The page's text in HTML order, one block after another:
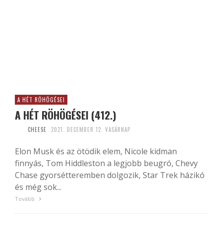
A HÉT RÖHÖGÉSEI
A HÉT RÖHÖGÉSEI (412.)
CHEESE 2021. DECEMBER 12. VASÁRNAP
Elon Musk és az ötödik elem, Nicole kidman
finnyás, Tom Hiddleston a legjobb beugró, Chevy
Chase gyorsétteremben dolgozik, Star Trek házikó
és még sok...
Tovább